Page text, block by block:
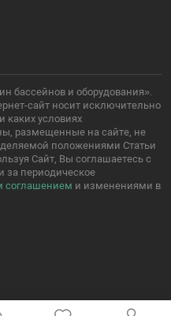
бассейнов и оборудования».
сайт носит исключительно
каких условиях
размещенные на сайте, не
положениями Статьи
Сайт, Вы соглашаетесь с
за периодическое
соглашением и изменениями в